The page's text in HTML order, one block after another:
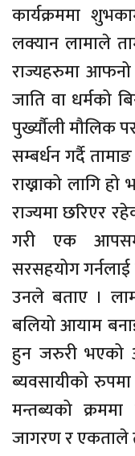
कार्यक्रममा
लक्यान लामाले
राज्यहरुमा
जाति वा धर्मको
पुर्ख्यौली मौलिक
सम्बर्धन गर्दै
राख्नाको लागि हो
राज्यमा छरिएर
गरी एक
सरसहयोग
उनले बताए ।
बलियो आयाम
हुन जरुरी भएको
ब्यवसायीको
मन्तब्यको
जागरण र एकताले